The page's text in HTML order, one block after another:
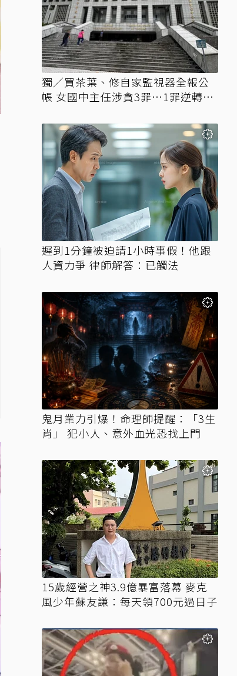
獨／買茶葉、修自家監視器全報公
帳 女國中主任涉貪3罪…1罪逆轉無
遲到1分鐘被迫請1小時事假！他跟
人資力爭 律師解答：已觸法
鬼月業力引爆！命理師提醒：「3生
肖」 犯小人、意外血光恐找上門
15歲經營之神3.9億暴富落幕 麥克
風少年蘇友謙：每天領700元過日子